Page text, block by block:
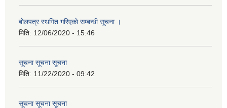
बाेलपत्र स्थगित गरिएकाे सम्बन्धी सूचना ।
मिति: 12/06/2020 - 15:46
सूचना सूचना सूचना
मिति: 11/22/2020 - 09:42
सूचना सूचना सूचना